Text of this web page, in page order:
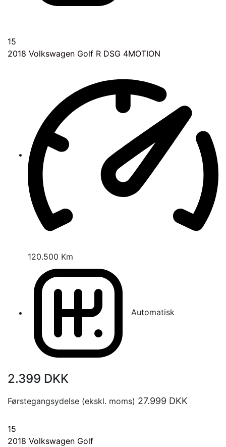
15
2018 Volkswagen Golf R DSG 4MOTION
120.500 Km
Automatisk
2.399 DKK
Førstegangsydelse (ekskl. moms) 27.999 DKK
15
2018 Volkswagen Golf